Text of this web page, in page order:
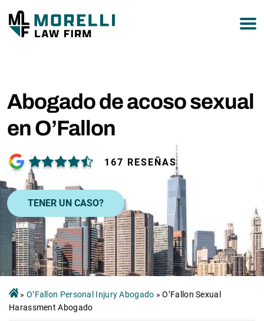
Abogado de acoso sexual
en O’Fallon
167 RESEÑAS
TENER UN CASO?
» O’Fallon Personal Injury Abogado »O’Fallon Sexual
Harassment Abogado